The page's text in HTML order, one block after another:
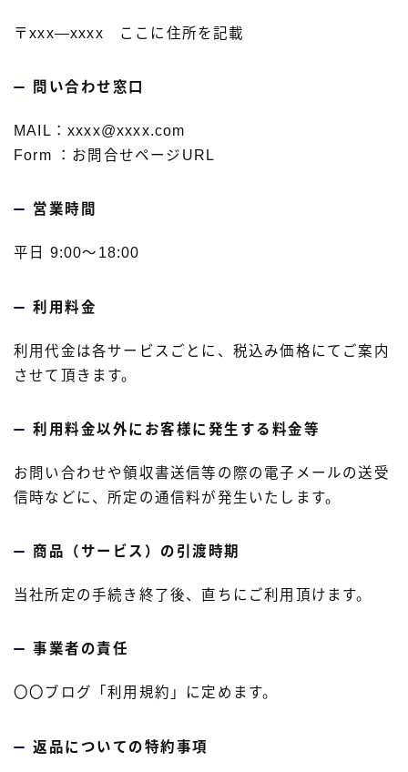
〒xxx―xxxx ここに住所を記載
問い合わせ窓口
MAIL：xxxx@xxxx.com
Form ：お問合せページURL
営業時間
平日 9:00～18:00
利用料金
利用代金は各サービスごとに、税込み価格にてご案内
させて頂きます。
利用料金以外にお客様に発生する料金等
お問い合わせや領収書送信等の際の電子メールの送受
信時などに、所定の通信料が発生いたします。
商品（サービス）の引渡時期
当社所定の手続き終了後、直ちにご利用頂けます。
事業者の責任
〇〇ブログ「利用規約」に定めます。
返品についての特約事項